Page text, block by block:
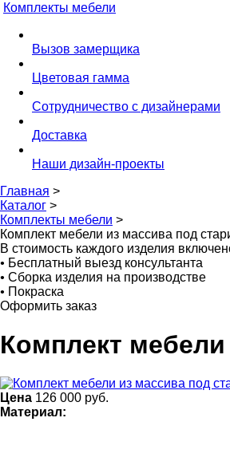
Комплекты мебели
Вызов замерщика
Цветовая гамма
Сотрудничество с дизайнерами
Доставка
Наши дизайн-проекты
Главная >
Каталог >
Комплекты мебели >
Комплект мебели из массива под
В стоимость каждого изделия
• Бесплатный выезд консультанта
• Сборка изделия на производстве
• Покраска
Оформить заказ
Комплект
Цена 126 000 руб.
Материал: